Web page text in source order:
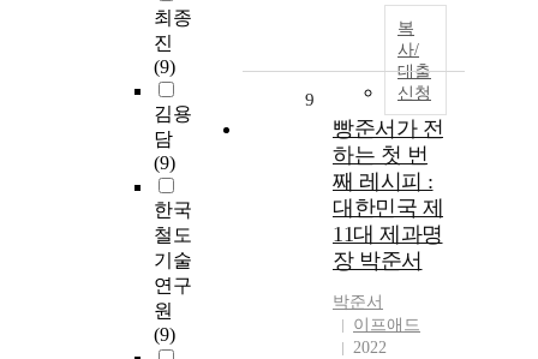
최종
진
(9)
김용
담
(9)
한국
철도
기술
연구
원
(9)
복
사/
대출
신청
9
빵준서가 전
하는 첫 번
째 레시피 :
대한민국 제
11대 제과명
장 박준서
박준서
이프애드
2022